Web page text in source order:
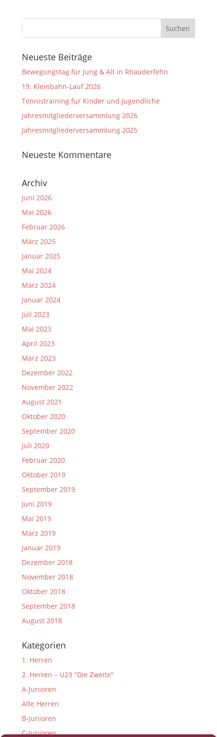
Neueste Beiträge
Bewegungstag für Jung & Alt in Rhauderfehn
19. Kleinbahn-Lauf 2026
Tennistraining für Kinder und Jugendliche
Jahresmitgliederversammlung 2026
Jahresmitgliederversammlung 2025
Neueste Kommentare
Archiv
Juni 2026
Mai 2026
Februar 2026
März 2025
Januar 2025
Mai 2024
März 2024
Januar 2024
Juli 2023
Mai 2023
April 2023
März 2023
Dezember 2022
November 2022
August 2021
Oktober 2020
September 2020
Juli 2020
Februar 2020
Oktober 2019
September 2019
Juni 2019
Mai 2019
März 2019
Januar 2019
Dezember 2018
November 2018
Oktober 2018
September 2018
August 2018
Kategorien
1. Herren
2. Herren – U23 "Die Zweite"
A-Junioren
Alte Herren
B-Junioren
C-Junioren